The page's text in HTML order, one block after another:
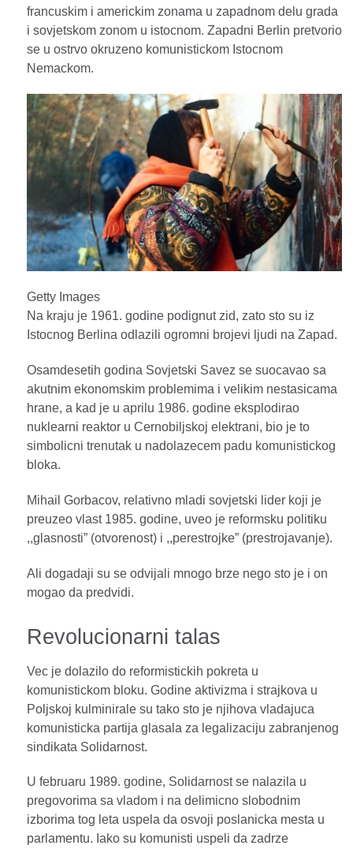
francuskim i americkim zonama u zapadnom delu grada
i sovjetskom zonom u istocnom. Zapadni Berlin pretvorio
se u ostrvo okruzeno komunistickom Istocnom
Nemackom.
Getty Images
Na kraju je 1961. godine podignut zid, zato sto su iz
Istocnog Berlina odlazili ogromni brojevi ljudi na Zapad.
Osamdesetih godina Sovjetski Savez se suocavao sa
akutnim ekonomskim problemima i velikim nestasicama
hrane, a kad je u aprilu 1986. godine eksplodirao
nuklearni reaktor u Cernobiljskoj elektrani, bio je to
simbolicni trenutak u nadolazecem padu komunistickog
bloka.
Mihail Gorbacov, relativno mladi sovjetski lider koji je
preuzeo vlast 1985. godine, uveo je reformsku politiku
,,glasnosti” (otvorenost) i ,,perestrojke” (prestrojavanje).
Ali dogadaji su se odvijali mnogo brze nego sto je i on
mogao da predvidi.
Revolucionarni talas
Vec je dolazilo do reformistickih pokreta u
komunistickom bloku. Godine aktivizma i strajkova u
Poljskoj kulminirale su tako sto je njihova vladajuca
komunisticka partija glasala za legalizaciju zabranjenog
sindikata Solidarnost.
U februaru 1989. godine, Solidarnost se nalazila u
pregovorima sa vladom i na delimicno slobodnim
izborima tog leta uspela da osvoji poslanicka mesta u
parlamentu. Iako su komunisti uspeli da zadrze